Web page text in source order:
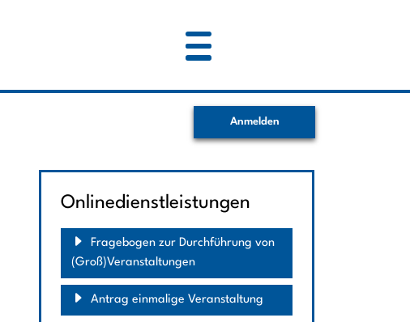
Anmelden
Onlinedienstleistungen
Fragebogen zur Durchführung von
(Groß)Veranstaltungen
Antrag einmalige Veranstaltung